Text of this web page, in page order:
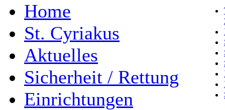
Home
St. Cyriakus
Aktuelles
Sicherheit / Rettung
Einrichtungen